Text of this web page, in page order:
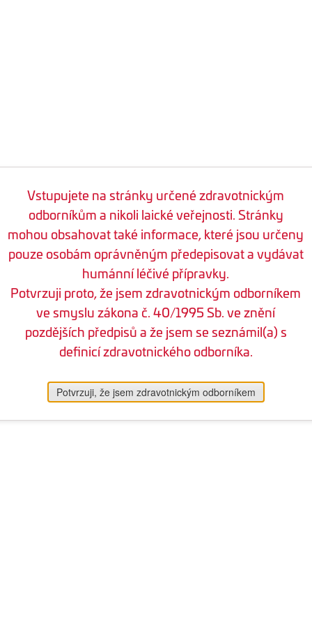
Vstupujete na stránky určené zdravotnickým
odborníkům a nikoli laické veřejnosti. Stránky
mohou obsahovat také informace, které jsou určeny
pouze osobám oprávněným předepisovat a vydávat
humánní léčivé přípravky.
Potvrzuji proto, že jsem zdravotnickým odborníkem
ve smyslu zákona č. 40/1995 Sb. ve znění
pozdějších předpisů a že jsem se seznámil(a) s
definicí zdravotnického odborníka.
Potvrzuji, že jsem zdravotnickým odborníkem